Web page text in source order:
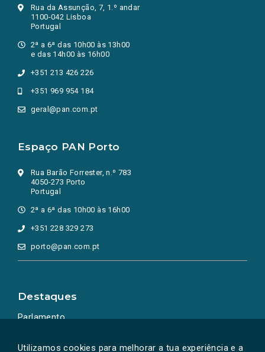
Utilizamos cookies para melhorar a tua experiência e a
Rua da Assunção, 7, 1.º andar
1100-042 Lisboa
Portugal
2ª a 6ª das 10h00 às 13h00
e das 14h00 às 16h00
+351 213 426 226
+351 969 954 184
geral@pan.com.pt
Espaço PAN Porto
Rua Barão Forrester, n.º 783
4050-273 Porto
Portugal
2ª a 6ª das 10h00 às 16h00
+351 228 329 273
porto@pan.com.pt
Destaques
Parlamento